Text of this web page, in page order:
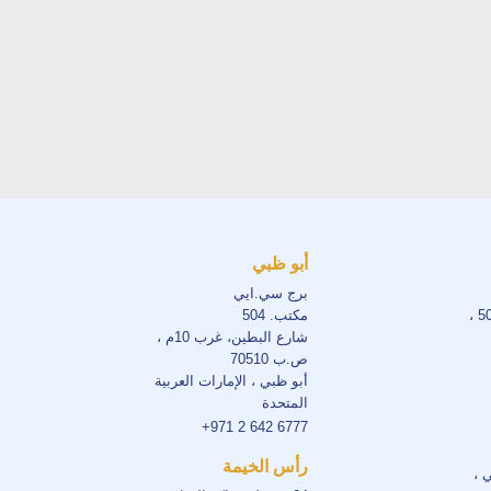
،
أبو ظبي
برج سي.ايي
مكتب. 504
شارع البطين، غرب 10م ،
ص.ب 70510
أبو ظبي ، الإمارات العربية
المتحدة
+971 2 642 6777
رأس الخيمة